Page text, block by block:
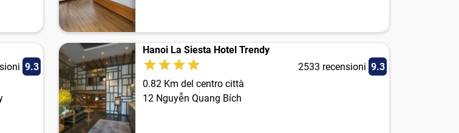
9.3
Hanoi La Siesta Hotel Trendy
2533 recensioni 9.3
0.82 Km del centro città
12 Nguyễn Quang Bích